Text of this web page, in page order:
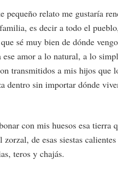
pequeño relato me gustaría
es decir a todo el
sé muy bien de dónde
amor a lo natural, a lo
transmitidos a mis hijos que
dentro sin importar dónde
con mis huesos esa tierra
de esas siestas
teros y chajás.